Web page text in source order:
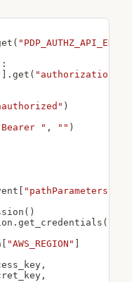
(
:
. get ( "authorization"
)
" , "" )
"pathParameters"
( )
. get_credentials (
"AWS_REGION"
,
,